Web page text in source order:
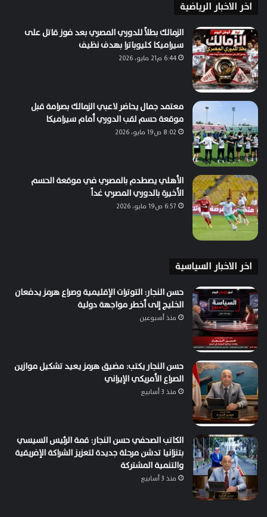
اخر الاخبار الرياضية
الزمالك بطلاً للدوري المصري بعد فوز قاتل على
سيراميكا كليوباترا بهدف نظيف
6:44 م21 مايو، 2026
معتمد جمال يحاضر لاعبي الزمالك بصرامة قبل
موقعة حسم لقب الدوري أمام سيراميكا
8:02 ص19 مايو، 2026
الأهلي يصطدم بالمصري في موقعة الحسم
الأخيرة بالدوري المصري غداً
6:57 ص19 مايو، 2026
اخر الاخبار السياسية
حسن النجار: التوترات الإقليمية وصراع هرمز يدفعان
الخليج إلى أخطر مواجهة دولية
منذ أسبوعين
حسن النجار يكتب: مضيق هرمز يعيد تشكيل موازين
الصراع الأمريكي الإيراني
منذ 3 أسابيع
الكاتب الصحفي حسن النجار: قمة الرئيس السيسي
بتنزانيا تدشن مرحلة جديدة لتعزيز الشراكة الإفريقية
والتنمية المشتركة
منذ 3 أسابيع